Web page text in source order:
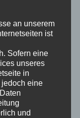
laufen,…
ich als Kind [...]
| 0
an unserem
ist
Sofern eine
unseres
in
eine
und